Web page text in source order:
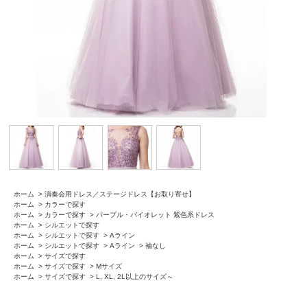
ホーム > 演奏会用ドレス／ステージドレス【お取り寄せ】
ホーム
> カラーで探す
ホーム
> カラーで探す > パープル・バイオレット 紫色系ドレス
ホーム
> シルエットで探す
ホーム
> シルエットで探す > Aライン
ホーム
> シルエットで探す > Aライン > 袖なし
ホーム
> サイズで探す
ホーム
> サイズで探す > Mサイズ
ホーム
> サイズで探す > L, XL, 2L以上のサイズ～